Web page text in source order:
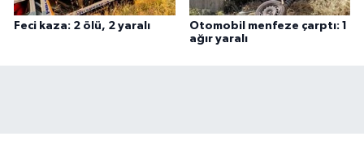
Feci kaza: 2 ölü, 2 yaralı
Otomobil menfeze çarptı: 1
ağır yaralı